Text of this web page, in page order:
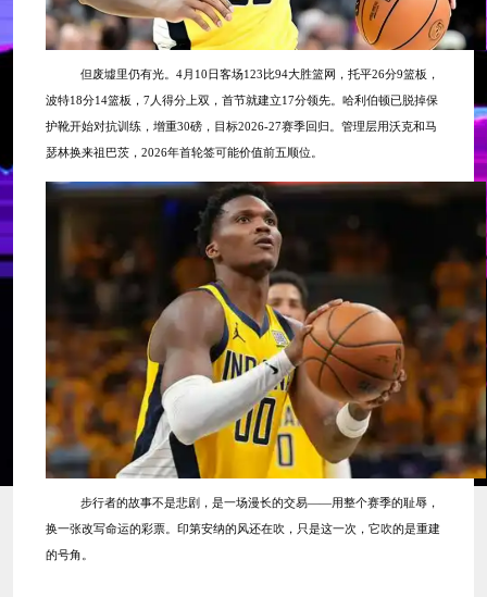
但废墟里仍有光。 4月10日客场123比94大胜篮网，托平26分9篮板，
波特18分14篮板，7人得分上双，首节就建立17分领先。哈利伯顿已脱掉保
护靴开始对抗训练，增重30磅，目标2026-27赛季回归。管理层用沃克和马
瑟林换来祖巴茨，2026年首轮签可能价值前五顺位。
步行者的故事不是悲剧，是一场漫长的交易——用整个赛季的耻辱，
换一张改写命运的彩票。印第安纳的风还在吹，只是这一次，它吹的是重建
的号角。